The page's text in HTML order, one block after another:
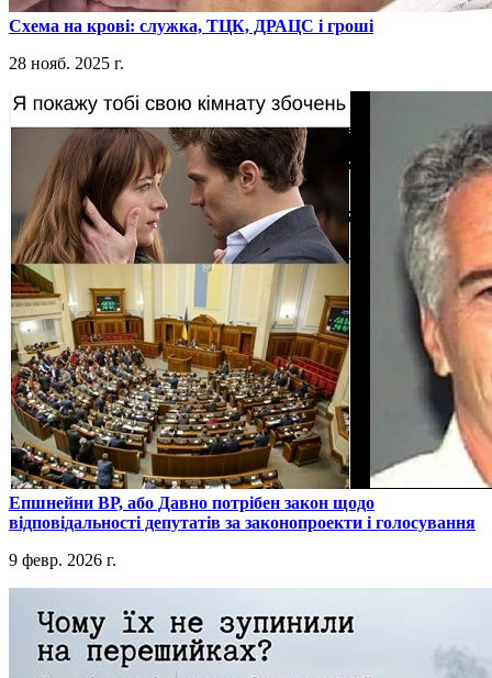
​Схема на крові: служка, ТЦК, ДРАЦС і гроші
28 нояб. 2025 г.
​Епшнейни ВР, або Давно потрібен закон щодо
відповідальності депутатів за законопроекти і голосування
9 февр. 2026 г.